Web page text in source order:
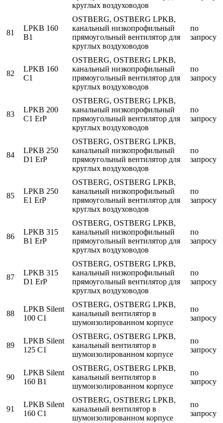
круглых воздуховодов
81
LPKB 160
B1
OSTBERG, OSTBERG LPKB,
канальный низкопрофильный
прямоугольный вентилятор для
круглых воздуховодов
по
запросу
82
LPKB 160
C1
OSTBERG, OSTBERG LPKB,
канальный низкопрофильный
прямоугольный вентилятор для
круглых воздуховодов
по
запросу
83
LPKB 200
C1 ErP
OSTBERG, OSTBERG LPKB,
канальный низкопрофильный
прямоугольный вентилятор для
круглых воздуховодов
по
запросу
84
LPKB 250
D1 ErP
OSTBERG, OSTBERG LPKB,
канальный низкопрофильный
прямоугольный вентилятор для
круглых воздуховодов
по
запросу
85
LPKB 250
E1 ErP
OSTBERG, OSTBERG LPKB,
канальный низкопрофильный
прямоугольный вентилятор для
круглых воздуховодов
по
запросу
86
LPKB 315
B1 ErP
OSTBERG, OSTBERG LPKB,
канальный низкопрофильный
прямоугольный вентилятор для
круглых воздуховодов
по
запросу
87
LPKB 315
D1 ErP
OSTBERG, OSTBERG LPKB,
канальный низкопрофильный
прямоугольный вентилятор для
круглых воздуховодов
по
запросу
88
LPKB Silent
100 C1
OSTBERG, OSTBERG LPKB,
канальный вентилятор в
шумоизолированном корпусе
по
запросу
89
LPKB Silent
125 C1
OSTBERG, OSTBERG LPKB,
канальный вентилятор в
шумоизолированном корпусе
по
запросу
90
LPKB Silent
160 B1
OSTBERG, OSTBERG LPKB,
канальный вентилятор в
шумоизолированном корпусе
по
запросу
91
LPKB Silent
160 C1
OSTBERG, OSTBERG LPKB,
канальный вентилятор в
шумоизолированном корпусе
по
запросу